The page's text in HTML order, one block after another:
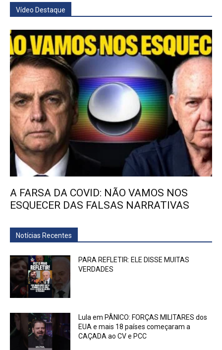
Vídeo Destaque
A FARSA DA COVID: NÃO VAMOS NOS
ESQUECER DAS FALSAS NARRATIVAS
Notícias Recentes
PARA REFLETIR: ELE DISSE MUITAS
VERDADES
Lula em PÂNICO: FORÇAS MILITARES dos
EUA e mais 18 países começaram a
CAÇADA ao CV e PCC